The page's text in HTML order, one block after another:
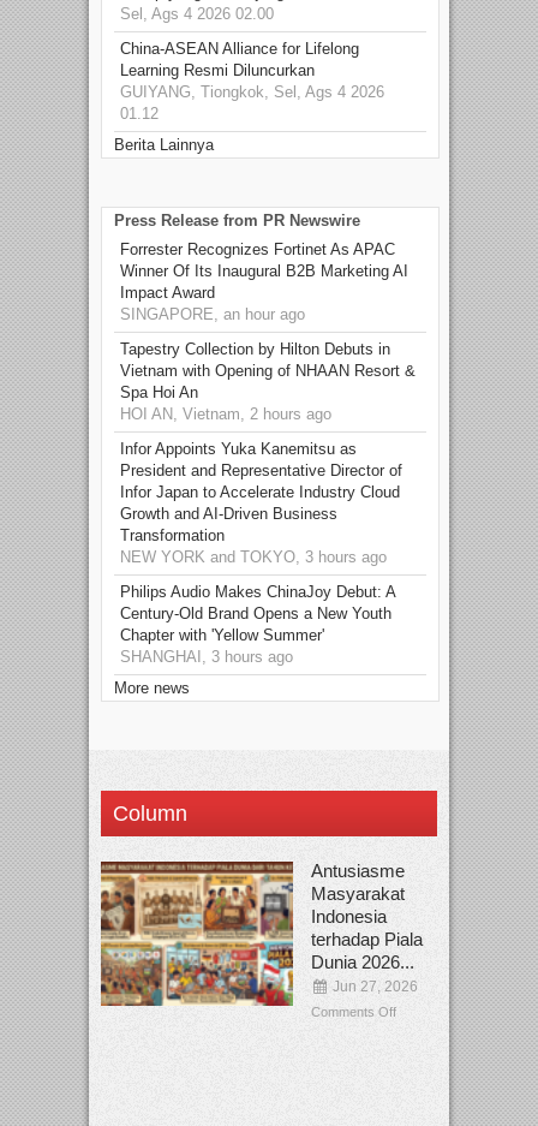
Sel, Ags 4 2026 02.00
China-ASEAN Alliance for Lifelong
Learning Resmi Diluncurkan
GUIYANG, Tiongkok, Sel, Ags 4 2026
01.12
Berita Lainnya
Press Release from PR Newswire
Forrester Recognizes Fortinet As APAC
Winner Of Its Inaugural B2B Marketing AI
Impact Award
SINGAPORE, an hour ago
Tapestry Collection by Hilton Debuts in
Vietnam with Opening of NHAAN Resort &
Spa Hoi An
HOI AN, Vietnam, 2 hours ago
Infor Appoints Yuka Kanemitsu as
President and Representative Director of
Infor Japan to Accelerate Industry Cloud
Growth and AI-Driven Business
Transformation
NEW YORK and TOKYO, 3 hours ago
Philips Audio Makes ChinaJoy Debut: A
Century-Old Brand Opens a New Youth
Chapter with 'Yellow Summer'
SHANGHAI, 3 hours ago
More news
Column
Antusiasme
Masyarakat
Indonesia
terhadap Piala
Dunia 2026...
Jun 27, 2026
Comments Off